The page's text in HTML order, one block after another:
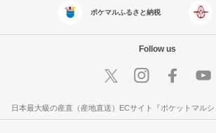
ポケマルふるさと納税
Follow us
日本最大級の産直（産地直送）ECサイト『ポケットマルシ